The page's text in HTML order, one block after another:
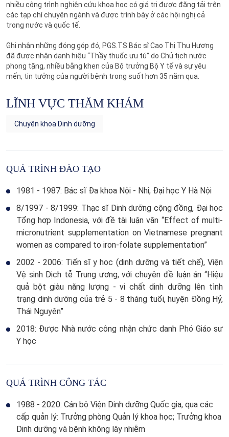
nhiều công trình nghiên cứu khoa học có giá trị được đăng tải trên
các tạp chí chuyên ngành và được trình bày ở các hội nghị cả
trong nước và quốc tế.
Ghi nhận những đóng góp đó, PGS.TS Bác sĩ Cao Thị Thu Hương
đã được nhận danh hiệu “Thầy thuốc ưu tú” do Chủ tịch nước
phong tặng, nhiều bằng khen của Bộ trưởng Bộ Y tế và sự yêu
mến, tin tưởng của người bệnh trong suốt hơn 35 năm qua.
LĨNH VỰC THĂM KHÁM
Chuyên khoa Dinh dưỡng
QUÁ TRÌNH ĐÀO TẠO
1981 - 1987: Bác sĩ Đa khoa Nội - Nhi, Đại học Y Hà Nội
8/1997 - 8/1999: Thạc sĩ Dinh dưỡng cộng đồng, Đại học
Tổng hợp Indonesia, với đề tài luận văn “Effect of multi-
micronutrient supplementation on Vietnamese pregnant
women as compared to iron-folate supplementation”
2002 - 2006: Tiến sĩ y học (dinh dưỡng và tiết chế), Viện
Vệ sinh Dịch tễ Trung ương, với chuyên đề luận án “Hiệu
quả bột giàu năng lượng - vi chất dinh dưỡng lên tình
trạng dinh dưỡng của trẻ 5 - 8 tháng tuổi, huyện Đồng Hỷ,
Thái Nguyên”
2018: Được Nhà nước công nhận chức danh Phó Giáo sư
Y học
QUÁ TRÌNH CÔNG TÁC
1988 - 2020: Cán bộ Viện Dinh dưỡng Quốc gia, qua các
cấp quản lý: Trưởng phòng Quản lý khoa học; Trưởng khoa
Dinh dưỡng và bệnh không lây nhiễm